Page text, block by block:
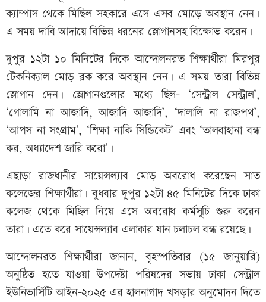
ক্যাম্পাস থেকে মিছিল সহকারে এসে এসব মোড়ে অবস্থান নেন।
এ সময় দাবি আদায়ে বিভিন্ন ধরনের স্লোগানসহ বিক্ষোভ করেন।
দুপুর ১২টা ১০ মিনিটের দিকে আন্দোলনরত শিক্ষার্থীরা মিরপুর
টেকনিক্যাল মোড় ব্লক করে অবস্থান নেন। এ সময় তারা বিভিন্ন
স্লোগান দেন। স্লোগানগুলোর মধ্যে ছিল- ‘সেন্ট্রাল সেন্ট্রাল’,
‘গোলামি না আজাদি, আজাদি আজাদি’, ‘দালালি না রাজপথ’,
‘আপস না সংগ্রাম’, ‘শিক্ষা নাকি সিন্ডিকেট’ এবং ‘তালবাহানা বন্ধ
কর, অধ্যাদেশ জারি করো’।
এছাড়া রাজধানীর সায়েন্সল্যাব মোড় অবরোধ করেছেন সাত
কলেজের শিক্ষার্থীরা। বুধবার দুপুর ১২টা ৪৫ মিনিটের দিকে ঢাকা
কলেজ থেকে মিছিল নিয়ে এসে অবরোধ কর্মসূচি শুরু করেন
তারা। এতে করে সায়েন্সল্যাব এলাকার যান চলাচল বন্ধ রয়েছে।
আন্দোলনরত শিক্ষার্থীরা জানান, বৃহস্পতিবার (১৫ জানুয়ারি)
অনুষ্ঠিত হতে যাওয়া উপদেষ্টা পরিষদের সভায় ঢাকা সেন্ট্রাল
ইউনিভার্সিটি আইন–২০২৫ এর হালনাগাদ খসড়ার অনুমোদন দিতে